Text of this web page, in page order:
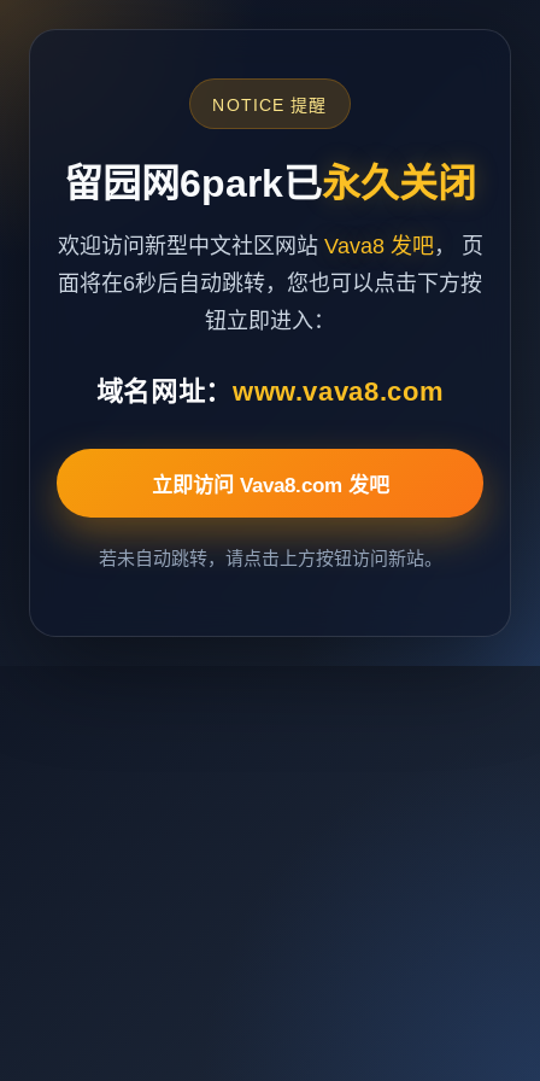
NOTICE 提醒
留园网6park已永久关闭
欢迎访问新型中文社区网站 Vava8 发吧， 页
面将在6秒后自动跳转，您也可以点击下方按
钮立即进入：
域名网址： www.vava8.com
立即访问 Vava8.com 发吧
若未自动跳转，请点击上方按钮访问新站。